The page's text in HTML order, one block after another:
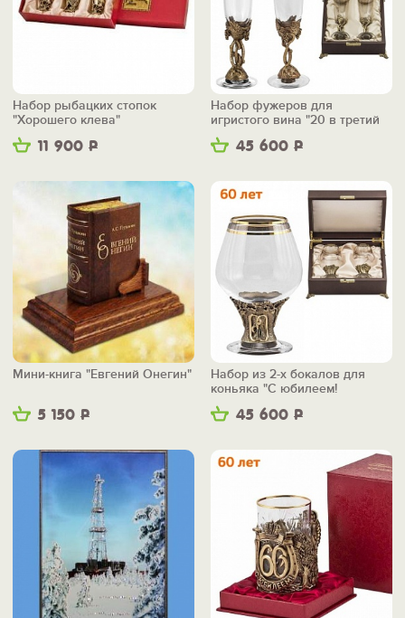
11 900 Р
Набор рыбацких стопок
"Хорошего клева"
45 600 Р
Набор фужеров для
игристого вина "20 в третий
раз"
5 150 Р
Мини-книга "Евгений Онегин"
45 600 Р
Набор из 2-х бокалов для
коньяка "С юбилеем!
Шестьдесят!"